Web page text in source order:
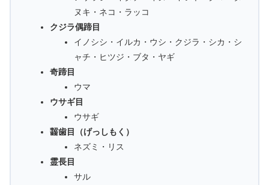
ヌキ・ネコ・ラッコ
クジラ偶蹄目
イノシシ・イルカ・ウシ・クジラ・シカ・シ
ャチ・ヒツジ・ブタ・ヤギ
奇蹄目
ウマ
ウサギ目
ウサギ
齧歯目（げっしもく）
ネズミ・リス
霊長目
サル